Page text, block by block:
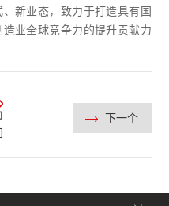
新业态，致力于打造具有国
业全球竞争力的提升贡献力
下一个